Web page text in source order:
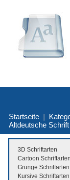
Startseite |
Altdeutsche Schrift
3D Schriftarten
Cartoon Schriftarten
Grunge Schriftarten
Kursive Schriftarten